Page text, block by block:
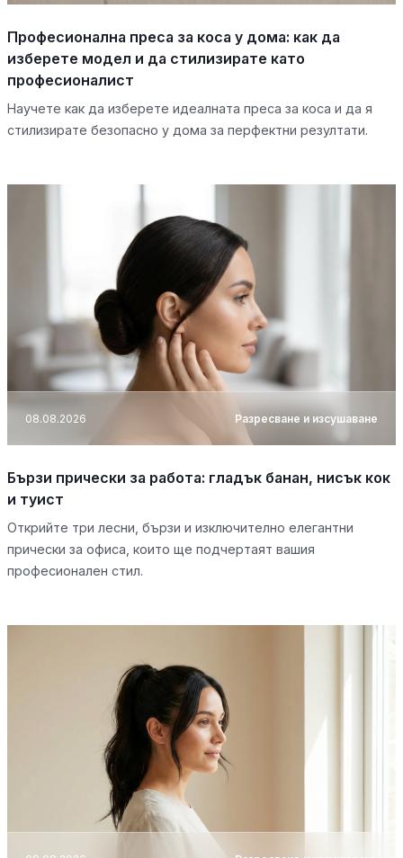
Професионална преса за коса у дома: как да
изберете модел и да стилизирате като
професионалист
Научете как да изберете идеалната преса за коса и да я
стилизирате безопасно у дома за перфектни резултати.
08.08.2026 Разресване и изсушаване
Бързи прически за работа: гладък банан, нисък кок
и туист
Открийте три лесни, бързи и изключително елегантни
прически за офиса, които ще подчертаят вашия
професионален стил.